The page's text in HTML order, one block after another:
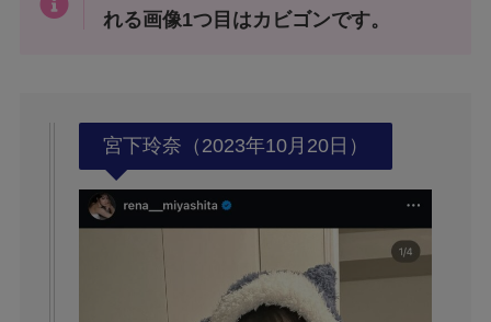
れる画像1つ目はカビゴンです。
宮下玲奈（2023年10月20日）